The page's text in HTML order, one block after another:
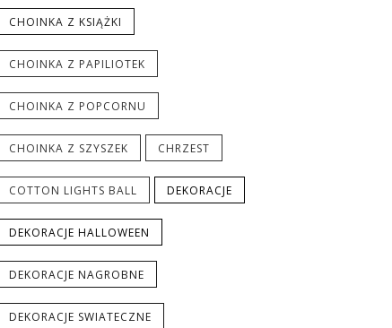
CHOINKA Z KSIĄŻKI
CHOINKA Z PAPILIOTEK
CHOINKA Z POPCORNU
CHOINKA Z SZYSZEK CHRZEST
COTTON LIGHTS BALL DEKORACJE
DEKORACJE HALLOWEEN
DEKORACJE NAGROBNE
DEKORACJE SWIATECZNE